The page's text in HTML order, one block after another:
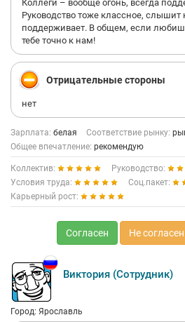
Коллеги – вообще огонь, всегда
Руководство тоже классное, слышит
поддерживает. В общем, если
тебе точно к нам!
Отрицательные стороны
нет
Зарплата: белая Соответствие рынку:
Общее впечатление: рекомендую
Коллектив:
Руководство:
Условия труда:
Соц.пакет:
Карьерный рост:
Согласен Не согласен
Виктория (Сотрудник)
Город: Ярославль